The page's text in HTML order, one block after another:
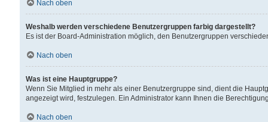
Nach oben
Weshalb werden verschiedene Benutzergruppen farbig dargestellt?
Es ist der Board-Administration möglich, den Benutzergruppen
Nach oben
Was ist eine Hauptgruppe?
Wenn Sie Mitglied in mehr als einer Benutzergruppe sind, dient die
angezeigt wird, festzulegen. Ein Administrator kann Ihnen die
Nach oben